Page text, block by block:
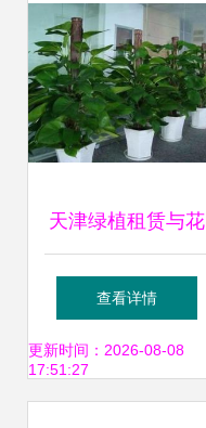
租借
天津绿植租赁与花
卉配送服务全攻略
打造室内自然生态
查看详情
更新时间：2026-08-08
17:51:27